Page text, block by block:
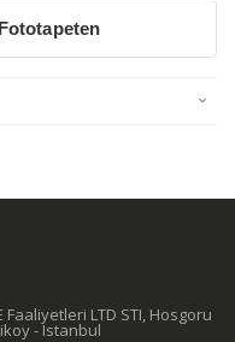
LTD STI, Hosgoru
- Istanbul